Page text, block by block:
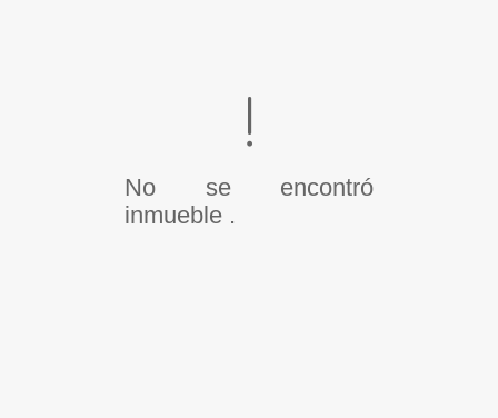
No se encontró
inmueble .